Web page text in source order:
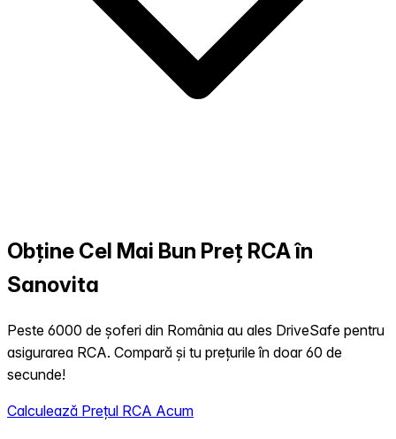
Obține Cel Mai Bun Preț RCA în
Sanovita
Peste 6000 de șoferi din România au ales DriveSafe pentru
asigurarea RCA. Compară și tu prețurile în doar 60 de
secunde!
Calculează Prețul RCA Acum